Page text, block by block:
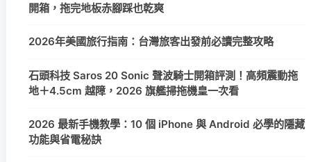
開箱，拖完地板赤腳踩也乾爽
2026年美國旅行指南：台灣旅客出發前必讀完整攻略
石頭科技 Saros 20 Sonic 聲波騎士開箱評測！高頻震動拖
地＋4.5cm 越障，2026 旗艦掃拖機皇一次看
2026 最新手機教學：10 個 iPhone 與 Android 必學的隱藏
功能與省電秘訣